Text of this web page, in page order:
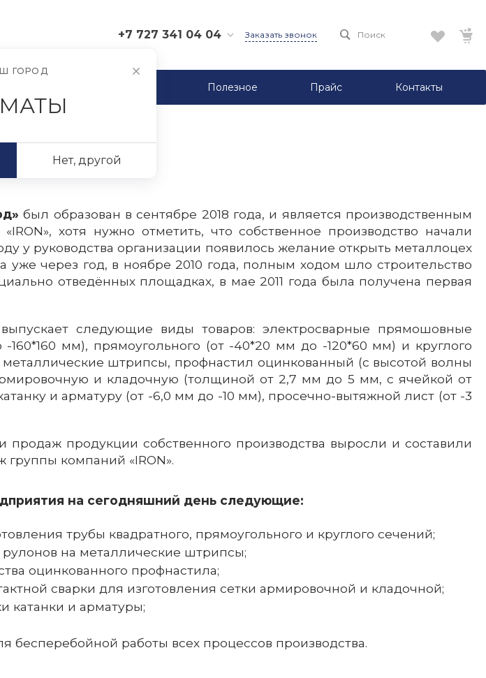
+7 727 341 04 04
+7 727 341 04 04
Республика Казахстан,
область, Илийский
opt@ironcc.kz
Казахстан, 050050, г.
район, пр. Рыскулова,61
«Г»
sales@ironcc.kz
Алматы, мкр. «Самгау»,
ул. Кокорай,32
sales@ironcc.kz
+7 727 341 03 03
район, Аскар Токпанов
с/о, Промзона, ул.
Бережинского, 204 «В»
Заказать звонок Поиск
Полезное Прайс Контакты
был образован в сентябре 2018 года, и является производственным
хотя нужно отметить, что собственное производство начали
у руководства организации появилось желание открыть металлоцех
уже через год, в ноябре 2010 года, полным ходом шло строительство
отведённых площадках, в мае 2011 года была получена первая
следующие виды товаров: электросварные прямошовные
-160*160 мм), прямоугольного (от -40*20 мм до -120*60 мм) и круглого
штрипсы, профнастил оцинкованный (с высотой волны
и кладочную (толщиной от 2,7 мм до 5 мм, с ячейкой от
и арматуру (от -6,0 мм до -10 мм), просечно-вытяжной лист (от -3
продукции собственного производства выросли и составили
компаний «IRON».
на сегодняшний день следующие:
трубы квадратного, прямоугольного и круглого сечений;
на металлические штрипсы;
оцинкованного профнастила;
сварки для изготовления сетки армировочной и кладочной;
катанки и арматуры;
бесперебойной работы всех процессов производства.
ГОРОД
Нет, другой